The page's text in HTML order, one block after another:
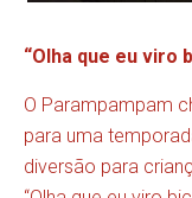
“Olha que eu viro
O Parampampam
para uma
diversão para